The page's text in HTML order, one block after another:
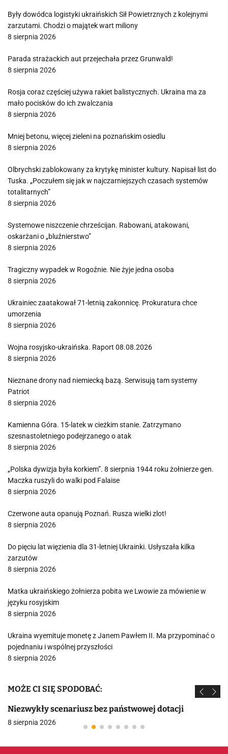
Były dowódca logistyki ukraińskich Sił Powietrznych z kolejnymi
zarzutami. Chodzi o majątek wart miliony
8 sierpnia 2026
Parada strażackich aut przejechała przez Grunwald!
8 sierpnia 2026
Rosja coraz częściej używa rakiet balistycznych. Ukraina ma za
mało pocisków do ich zwalczania
8 sierpnia 2026
Mniej betonu, więcej zieleni na poznańskim osiedlu
8 sierpnia 2026
Olbrychski zablokowany za krytykę minister kultury. Napisał list do
Tuska. „Poczułem się jak w najczarniejszych czasach systemów
totalitarnych”
8 sierpnia 2026
Systemowe niszczenie chrześcijan. Rabowani, atakowani,
oskarżani o „bluźnierstwo”
8 sierpnia 2026
Tragiczny wypadek w Rogoźnie. Nie żyje jedna osoba
8 sierpnia 2026
Ukrainiec zaatakował 71-letnią zakonnicę. Prokuratura chce
umorzenia
8 sierpnia 2026
Wojna rosyjsko-ukraińska. Raport 08.08.2026
8 sierpnia 2026
Nieznane drony nad niemiecką bazą. Serwisują tam systemy
Patriot
8 sierpnia 2026
Kamienna Góra. 15-latek w cieżkim stanie. Zatrzymano
szesnastoletniego podejrzanego o atak
8 sierpnia 2026
„Polska dywizja była korkiem”. 8 sierpnia 1944 roku żołnierze gen.
Maczka ruszyli do walki pod Falaise
8 sierpnia 2026
Czerwone auta opanują Poznań. Rusza wielki zlot!
8 sierpnia 2026
Do pięciu lat więzienia dla 31-letniej Ukrainki. Usłyszała kilka
zarzutów
8 sierpnia 2026
Matka ukraińskiego żołnierza pobita we Lwowie za mówienie w
języku rosyjskim
8 sierpnia 2026
Ukraina wyemituje monetę z Janem Pawłem II. Ma przypominać o
pojednaniu i wspólnej przyszłości
8 sierpnia 2026
MOŻE CI SIĘ SPODOBAĆ:
Niezwykły scenariusz bez państwowej dotacji
8 sierpnia 2026